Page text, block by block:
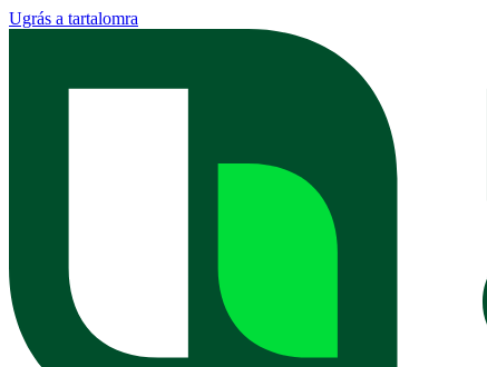
Ugrás a tartalomra